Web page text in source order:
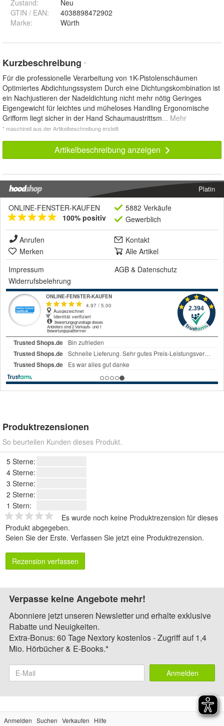
Zustand:
Neu
GTIN / EAN:
4038898472902
Marke:
Würth
Kurzbeschreibung *
Für die professionelle Verarbeitung von 1K-Pistolenschäumen
Optimiertes Abdichtungssystem Durch eine Dichtungskombination ist
ein Nachjustieren der Nadeldichtung nicht mehr nötig Geringes
Eigengewicht für leichtes und müheloses Handling Ergonomische
Grifform liegt sicher in der Hand Schaumaustrittsm... Mehr
* maschinell aus der Artikelbeschreibung erstellt
Artikelbeschreibung anzeigen
Platin
ONLINE-FENSTER-KAUFEN
100% positiv
5882 Verkäufe
Gewerblich
Anrufen
Kontakt
Merken
Alle Artikel
Impressum
AGB & Datenschutz
Widerrufsbelehrung
Produktrezensionen
So beurteilen Kunden dieses Produkt.
5 Sterne:
4 Sterne:
3 Sterne:
2 Sterne:
1 Stern:
Es wurde noch keine Produktrezension für dieses
Produkt abgegeben.
Seien Sie der Erste. Verfassen Sie jetzt eine Produktrezension.
Rezension verfassen
Verpasse keine Angebote mehr!
Abonniere jetzt unseren Newsletter und erhalte exklusive
Rabatte und Neuigkeiten.
Extra-Bonus: 60 Tage Nextory kostenlos - Zugriff auf 1,4
Mio. Hörbücher & E-Books.*
Anmelden
Anmelden Suchen Verkaufen
Hilfe